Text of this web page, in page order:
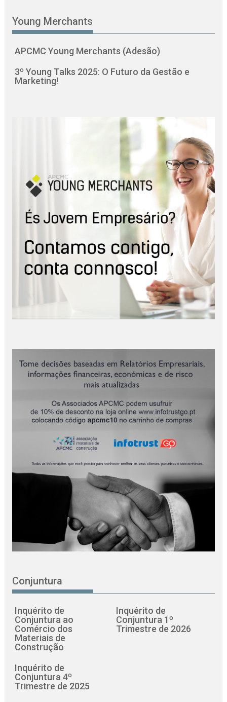
Young Merchants
APCMC Young Merchants (Adesão)
3º Young Talks 2025: O Futuro da Gestão e
Marketing!
Conjuntura
Inquérito de
Conjuntura ao
Comércio dos
Materiais de
Construção
Inquérito de
Conjuntura 1º
Trimestre de 2026
Inquérito de
Conjuntura 4º
Trimestre de 2025